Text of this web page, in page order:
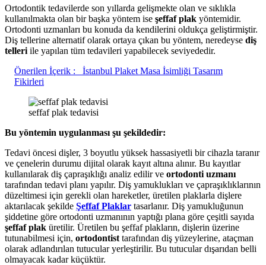
Ortodontik tedavilerde son yıllarda gelişmekte olan ve sıklıkla
kullanılmakta olan bir başka yöntem ise şeffaf plak yöntemidir.
Ortodonti uzmanları bu konuda da kendilerini oldukça geliştirmiştir.
Diş tellerine alternatif olarak ortaya çıkan bu yöntem, neredeyse diş
telleri ile yapılan tüm tedavileri yapabilecek seviyededir.
Önerilen İçerik :
İstanbul Plaket Masa İsimliği Tasarım
Fikirleri
seffaf plak tedavisi
Bu yöntemin uygulanması şu şekildedir:
Tedavi öncesi dişler, 3 boyutlu yüksek hassasiyetli bir cihazla taranır
ve çenelerin durumu dijital olarak kayıt altına alınır. Bu kayıtlar
kullanılarak diş çapraşıklığı analiz edilir ve ortodonti uzmanı
tarafından tedavi planı yapılır. Diş yamuklukları ve çapraşıklıklarının
düzeltimesi için gerekli olan hareketler, üretilen plaklarla dişlere
aktarılacak şekilde Şeffaf Plaklar tasarlanır. Diş yamukluğunun
şiddetine göre ortodonti uzmanının yaptığı plana göre çeşitli sayıda
şeffaf plak üretilir. Üretilen bu şeffaf plakların, dişlerin üzerine
tutunabilmesi için, ortodontist tarafından diş yüzeylerine, ataçman
olarak adlandırılan tutucular yerleştirilir. Bu tutucular dışarıdan belli
olmayacak kadar küçüktür.